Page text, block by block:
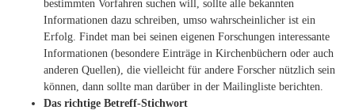
bestimmten Vorfahren suchen will, sollte alle bekannten
Informationen dazu schreiben, umso wahrscheinlicher ist ein
Erfolg. Findet man bei seinen eigenen Forschungen interessante
Informationen (besondere Einträge in Kirchenbüchern oder auch
anderen Quellen), die vielleicht für andere Forscher nützlich sein
können, dann sollte man darüber in der Mailingliste berichten.
Das richtige Betreff-Stichwort